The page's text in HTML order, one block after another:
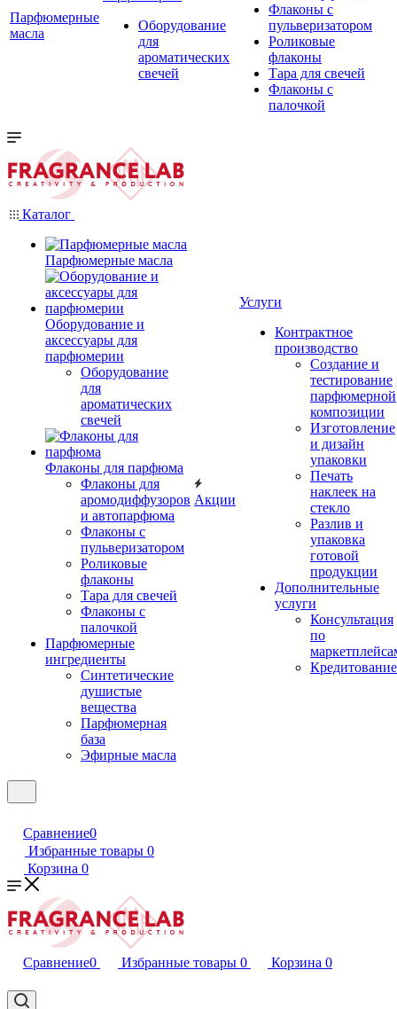
Парфюмерные
масла
Оборудование
для
ароматических
свечей
Флаконы с
пульверизатором
Роликовые
флаконы
Тара для свечей
Флаконы с
палочкой
Каталог
Парфюмерные масла
Оборудование и
аксессуары для
парфюмерии
Оборудование
для
ароматических
свечей
Флаконы для парфюма
Флаконы для
аромодиффузоров
и автопарфюма
Флаконы с
пульверизатором
Роликовые
флаконы
Тара для свечей
Флаконы с
палочкой
Парфюмерные
ингредиенты
Синтетические
душистые
вещества
Парфюмерная
база
Эфирные масла
Акции
Услуги
Контрактное
производство
Создание и
тестирование
парфюмерной
композиции
Изготовление
и дизайн
упаковки
Печать
наклеек на
стекло
Разлив и
упаковка
готовой
продукции
Дополнительные
услуги
Консультация
по
Кредитование
Сравнение0
Избранные товары 0
Корзина 0
Сравнение0 Избранные товары 0 Корзина 0